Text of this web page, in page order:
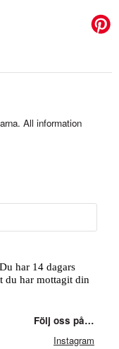
All information
har 14 dagars
du har mottagit din
Följ oss på…
Instagram